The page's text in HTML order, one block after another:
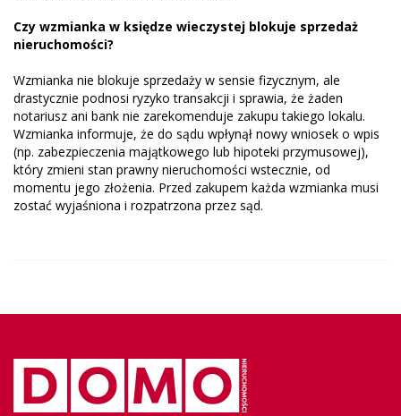
Czy wzmianka w księdze wieczystej blokuje sprzedaż
nieruchomości?
Wzmianka nie blokuje sprzedaży w sensie fizycznym, ale
drastycznie podnosi ryzyko transakcji i sprawia, że żaden
notariusz ani bank nie zarekomenduje zakupu takiego lokalu.
Wzmianka informuje, że do sądu wpłynął nowy wniosek o wpis
(np. zabezpieczenia majątkowego lub hipoteki przymusowej),
który zmieni stan prawny nieruchomości wstecznie, od
momentu jego złożenia. Przed zakupem każda wzmianka musi
zostać wyjaśniona i rozpatrzona przez sąd.